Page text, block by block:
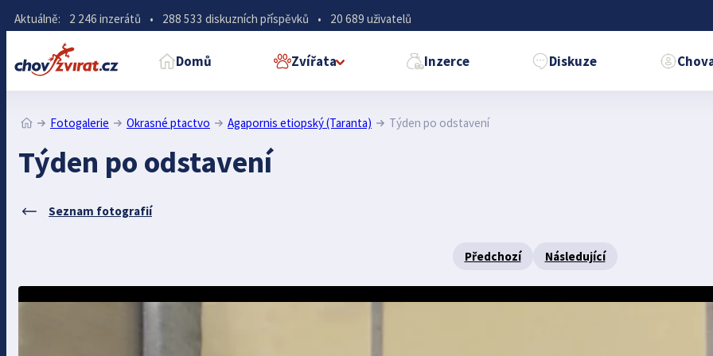
Aktuálně: 2 246 inzerátů • 288 533 diskuzních příspěvků • 20 689 uživatelů
Domů Zvířata Inzerce Diskuze
Fotogalerie Okrasné ptactvo Agapornis etiopský (Taranta) Týden po odstavení
Týden po odstavení
Seznam fotografií
Předchozí Následující